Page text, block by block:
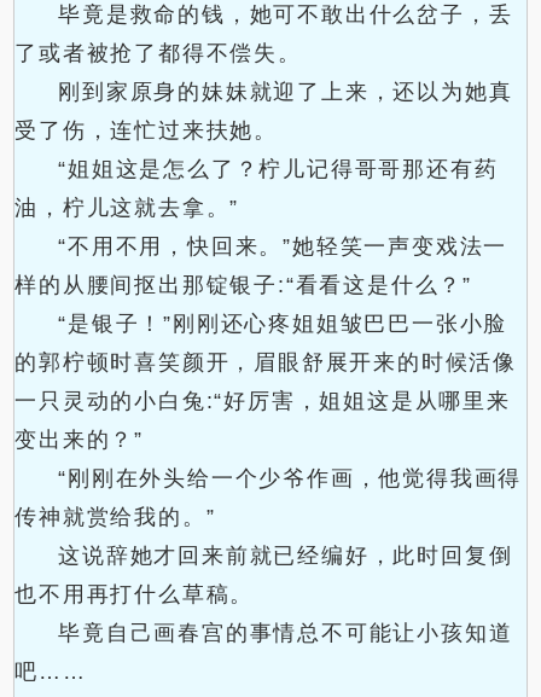
毕竟是救命的钱，她可不敢出什么岔子，丢
了或者被抢了都得不偿失。
刚到家原身的妹妹就迎了上来，还以为她真
受了伤，连忙过来扶她。
“姐姐这是怎么了？柠儿记得哥哥那还有药
油，柠儿这就去拿。”
“不用不用，快回来。”她轻笑一声变戏法一
样的从腰间抠出那锭银子:“看看这是什么？”
“是银子！”刚刚还心疼姐姐皱巴巴一张小脸
的郭柠顿时喜笑颜开，眉眼舒展开来的时候活像
一只灵动的小白兔:“好厉害，姐姐这是从哪里来
变出来的？”
“刚刚在外头给一个少爷作画，他觉得我画得
传神就赏给我的。”
这说辞她才回来前就已经编好，此时回复倒
也不用再打什么草稿。
毕竟自己画春宫的事情总不可能让小孩知道
吧……